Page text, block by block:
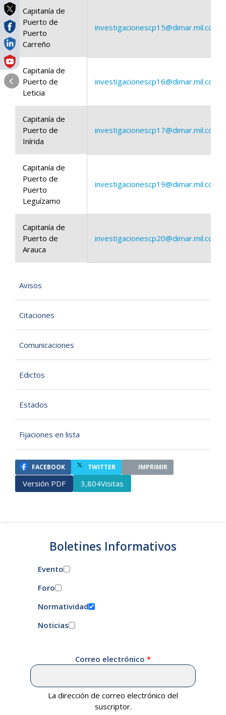
Capitanía de
Puerto de
Puerto
Carreño
investigacionescp15@dimar.mil.co
Capitanía de
Puerto de
Leticia
investigacionescp16@dimar.mil.co
Capitanía de
Puerto de
Inírida
investigacionescp17@dimar.mil.co
Capitanía de
Puerto de
Puerto
Leguízamo
investigacionescp19@dimar.mil.co
Capitanía de
Puerto de
Arauca
investigacionescp20@dimar.mil.co
Avisos
Citaciones
Comunicaciones
Edictos
Estados
Fijaciones en lista
FACEBOOK TWITTER IMPRIMIR
Versión PDF 3,804Visitas
Boletines Informativos
Evento
Foro
Normatividad
Noticias
Correo electrónico
La dirección de correo electrónico del
suscriptor.